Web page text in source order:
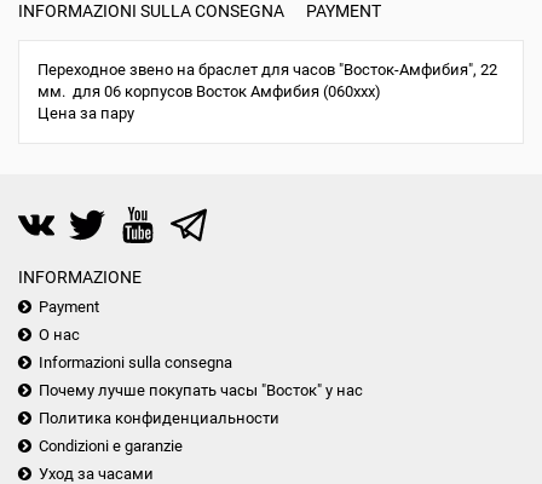
INFORMAZIONI SULLA CONSEGNA PAYMENT
Переходное звено на браслет для часов "Восток-Амфибия", 22
мм. для 06 корпусов Восток Амфибия (060xxx)
Цена за пару
INFORMAZIONE
Payment
О нас
Informazioni sulla consegna
Почему лучше покупать часы "Восток" у нас
Политика конфиденциальности
Condizioni e garanzie
Уход за часами